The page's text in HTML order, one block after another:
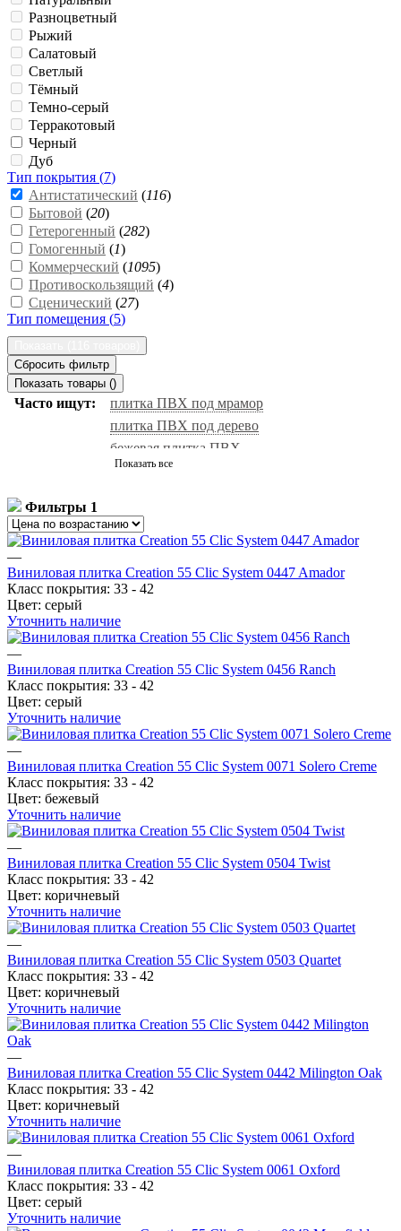
Разноцветный
Рыжий
Салатовый
Светлый
Тёмный
Темно-серый
Терракотовый
Черный
Дуб
Тип покрытия (7)
Антистатический (116)
Бытовой (20)
Гетерогенный (282)
Гомогенный (1)
Коммерческий (1095)
Противоскользящий (4)
Сценический (27)
Тип помещения (5)
Сбросить фильтр
Показать товары ()
Часто ищут:
плитка ПВХ под мрамор
плитка ПВХ под дерево
бежевая плитка ПВХ
дизайнерская плитка ПВХ
водостойкая плитка ПВХ
белая плитка ПВХ
Показать все
Фильтры 1
—
Виниловая плитка Creation 55 Clic System 0447 Amador
Класс покрытия: 33 - 42
Цвет: серый
Уточнить наличие
—
Виниловая плитка Creation 55 Clic System 0456 Ranch
Класс покрытия: 33 - 42
Цвет: серый
Уточнить наличие
—
Виниловая плитка Creation 55 Clic System 0071 Solero Creme
Класс покрытия: 33 - 42
Цвет: бежевый
Уточнить наличие
—
Виниловая плитка Creation 55 Clic System 0504 Twist
Класс покрытия: 33 - 42
Цвет: коричневый
Уточнить наличие
—
Виниловая плитка Creation 55 Clic System 0503 Quartet
Класс покрытия: 33 - 42
Цвет: коричневый
Уточнить наличие
—
Виниловая плитка Creation 55 Clic System 0442 Milington Oak
Класс покрытия: 33 - 42
Цвет: коричневый
Уточнить наличие
—
Виниловая плитка Creation 55 Clic System 0061 Oxford
Класс покрытия: 33 - 42
Цвет: серый
Уточнить наличие